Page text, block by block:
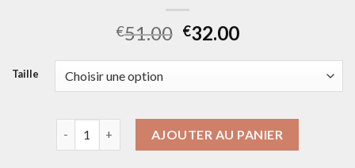
€51.00 €32.00
Taille
AJOUTER AU PANIER